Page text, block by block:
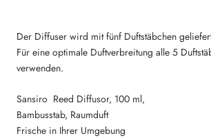
Der Diffuser wird mit fünf Duftstäbchen
Für eine optimale Duftverbreitung alle 5
verwenden.
Sansiro Reed Diffusor, 100 ml,
Bambusstab, Raumduft
Frische in Ihrer Umgebung